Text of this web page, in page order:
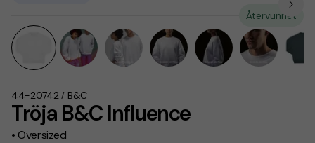
Tröja B&C Influence
• Oversized
44-20742 / B&C
Återvunnet